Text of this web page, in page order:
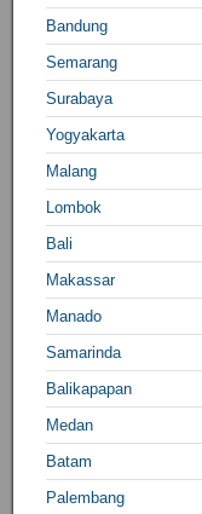
Bandung
Semarang
Surabaya
Yogyakarta
Malang
Lombok
Bali
Makassar
Manado
Samarinda
Balikapapan
Medan
Batam
Palembang